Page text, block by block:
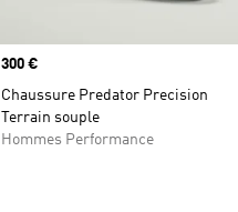
Prix
300 €
Chaussure Predator Precision
Terrain souple
Hommes Performance